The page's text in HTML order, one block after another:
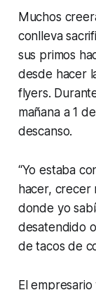
Muchos
conlleva
sus primos
desde hacer
flyers.
mañana a 1
descanso.
“Yo estaba
hacer, crecer
donde yo
desatendido
de tacos de
El